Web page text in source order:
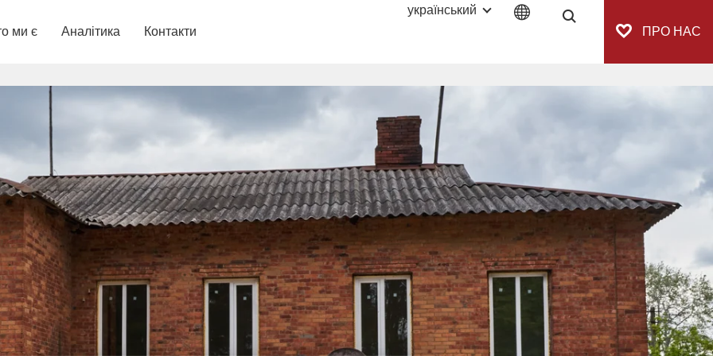
ми є Аналітика Контакти
український
Navigaton.Suche
ПРО НАС
ІНФРАСТРУКТУРИ